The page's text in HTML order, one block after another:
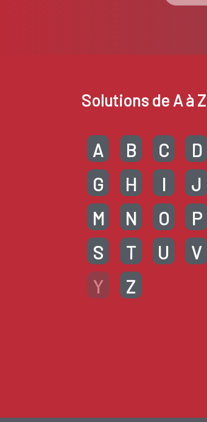
Solutions de A à Z
A B C D
G
H I J
M
N O P
S
T U V
Y
Z